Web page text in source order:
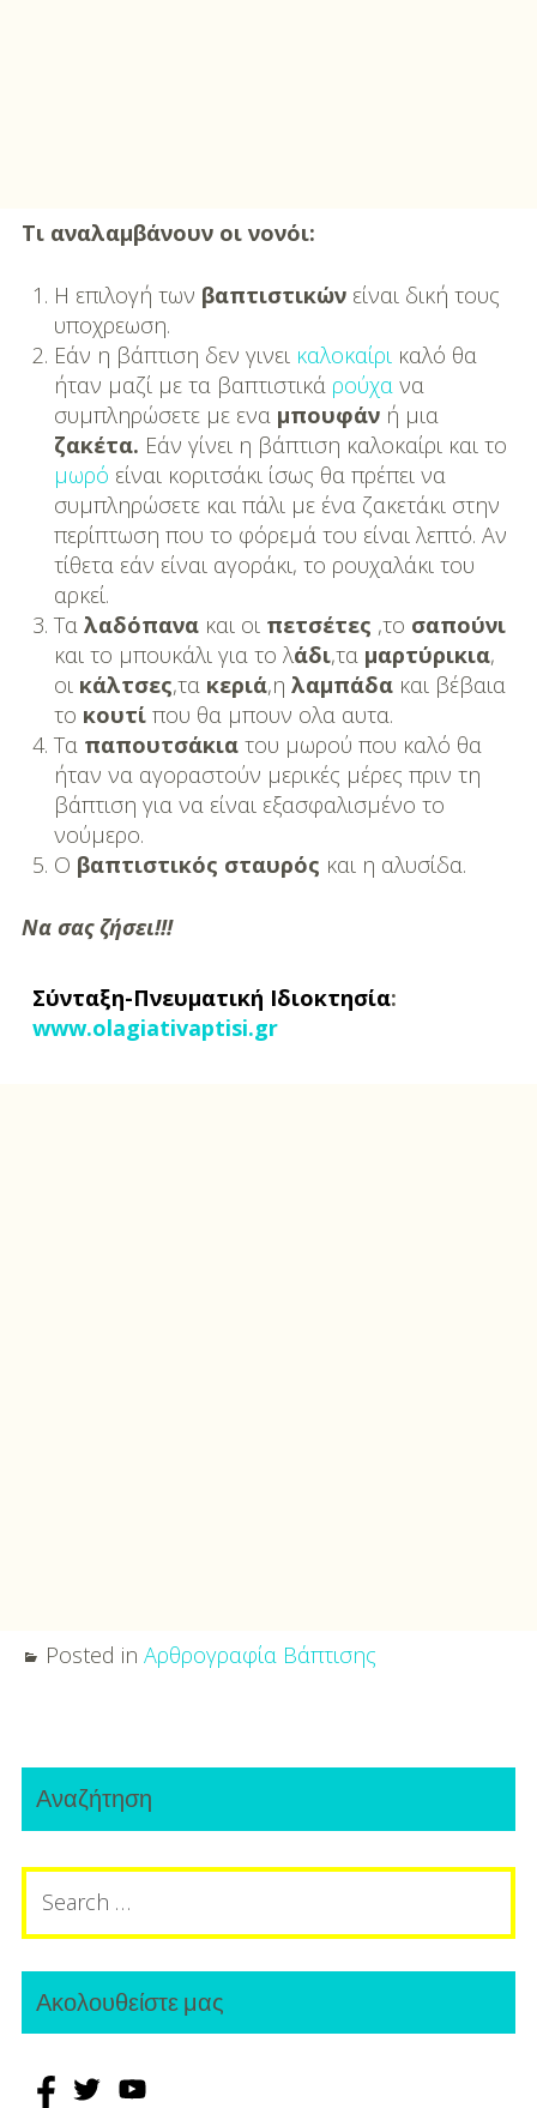
Τι αναλαμβάνουν οι νονόι:
Η επιλογή των βαπτιστικώνείναι δική τους
υποχρεωση.
Εάν η βάπτιση δεν γινει καλοκαίρικαλό θα
ήταν μαζί με τα βαπτιστικά ρούχανα
συμπληρώσετε με ενα μπουφάν ή μια
ζακέτα. Εάν γίνει η βάπτιση καλοκαίρι και το
μωρό είναι κοριτσάκι ίσως θα πρέπει να
συμπληρώσετε και πάλι με ένα ζακετάκι στην
περίπτωση που το φόρεμά του είναι λεπτό. Αν
τίθετα εάν είναι αγοράκι, το ρουχαλάκι του
αρκεί.
Τα λαδόπανα και οι πετσέτες ,το σαπούνι
και το μπουκάλι για το λάδι,τα μαρτύρικια,
οι κάλτσες,τα κεριά,η λαμπάδακαι βέβαια
το κουτίπου θα μπουν ολα αυτα.
Τα παπουτσάκιατου μωρού που καλό θα
ήταν να αγοραστούν μερικές μέρες πριν τη
βάπτιση για να είναι εξασφαλισμένο το
νούμερο.
Ο βαπτιστικός σταυρός και η αλυσίδα.
Να σας ζήσει!!!
Σύνταξη-Πνευματική Ιδιοκτησία:
www.olagiativaptisi.gr
Posted in Αρθρογραφία Βάπτισης
navigation
Primary
Sidebar
Αναζήτηση
Search
for:
Ακολουθείστε μας